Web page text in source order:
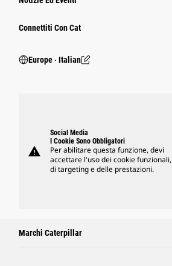
Connettiti Con Cat
Europe ‧ Italian
warning
Social Media
I Cookie Sono Obbligatori
Per abilitare questa funzione, devi
accettare l'uso dei cookie funzionali,
di targeting e delle prestazioni.
Marchi Caterpillar